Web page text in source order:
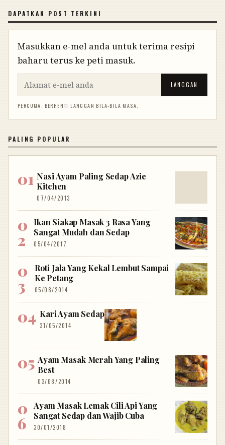
DAPATKAN POST TERKINI
Masukkan e-mel anda untuk terima resipi
baharu terus ke peti masuk.
LANGGAN
PERCUMA. BERHENTI LANGGAN BILA-BILA MASA.
PALING POPULAR
Nasi Ayam Paling Sedap Azie
Kitchen
07/04/2013
Ikan Siakap Masak 3 Rasa Yang
Sangat Mudah dan Sedap
05/04/2017
Roti Jala Yang Kekal Lembut Sampai
Ke Petang
05/08/2014
Kari Ayam Sedap
31/05/2014
Ayam Masak Merah Yang Paling
Best
03/08/2014
Ayam Masak Lemak Cili Api Yang
Sangat Sedap dan Wajib Cuba
30/01/2018